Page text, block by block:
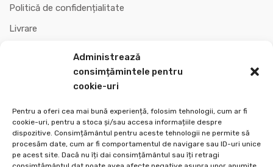
Administrează
consimțămintele pentru
cookie-uri
Pentru a oferi cea mai bună experiență, folosim tehnologii, cum ar fi
cookie-uri, pentru a stoca și/sau accesa informațiile despre
dispozitive. Consimțământul pentru aceste tehnologii ne permite să
procesăm date, cum ar fi comportamentul de navigare sau ID-uri unice
pe acest site. Dacă nu îți dai consimțământul sau îți retragi
Politică de confidențialitate
Livrare
Politica de retur
Cum îmi creez cont
Cum plătesc?
Politică cookie-uri (UE)